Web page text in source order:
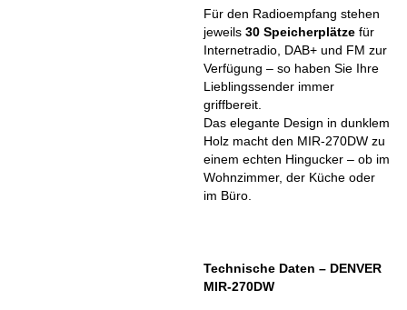
Für den Radioempfang stehen
jeweils 30 Speicherplätzefür
Internetradio, DAB+ und FM zur
Verfügung – so haben Sie Ihre
Lieblingssender immer
griffbereit.
Das elegante Design in dunklem
Holz macht den MIR-270DW zu
einem echten Hingucker – ob im
Wohnzimmer, der Küche oder
im Büro.
Technische Daten – DENVER
MIR-270DW